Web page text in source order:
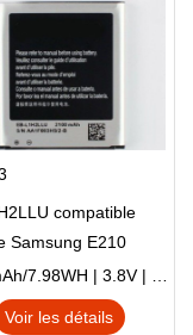
compatible
Samsung E210
i939
2100mAh/7.98WH | 3.8V | Li-ion ...
Voir les détails